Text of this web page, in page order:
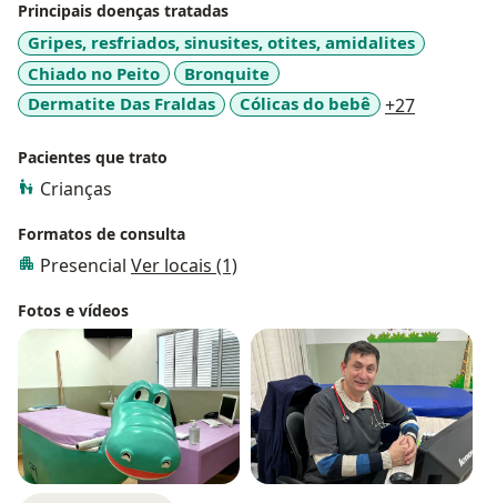
Principais doenças tratadas
Gripes, resfriados, sinusites, otites, amidalites
Chiado no Peito
Bronquite
Dermatite Das Fraldas
Cólicas do bebê +27
Pacientes que trato
Crianças
Formatos de consulta
Presencial Ver locais (1)
Fotos e vídeos